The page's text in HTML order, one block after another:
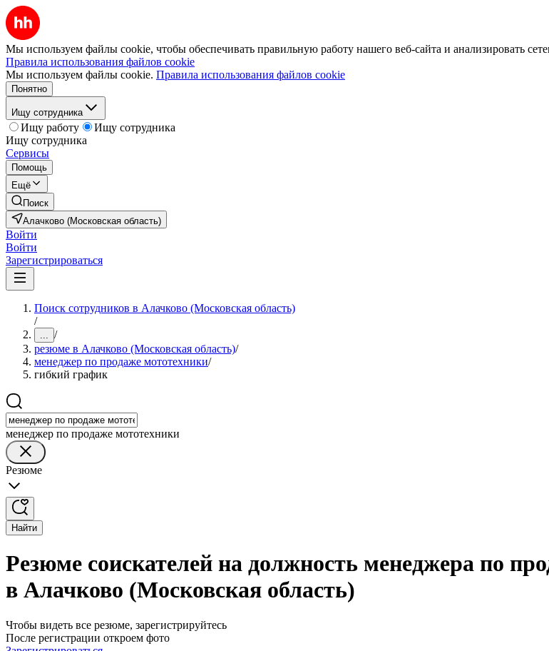
Мы используем файлы cookie, чтобы обеспечивать правильную работу нашего веб-сайта и анализировать
Правила использования файлов cookie
Мы используем файлы cookie. Правила использования файлов cookie
Понятно
Ищу сотрудника
Ищу работу
Ищу сотрудника
Ищу сотрудника
Сервисы
Помощь
Ещё
Поиск
Алачково (Московская область)
Войти
Войти
Зарегистрироваться
Поиск сотрудников в Алачково (Московская область)
/
... /
резюме в Алачково (Московская область)/
менеджер по продаже мототехники/
гибкий график
менеджер по продаже мототехники
Резюме
Найти
Резюме соискателей на должность менеджера по
в Алачково (Московская область)
Чтобы видеть все резюме, зарегистрируйтесь
После регистрации откроем фото